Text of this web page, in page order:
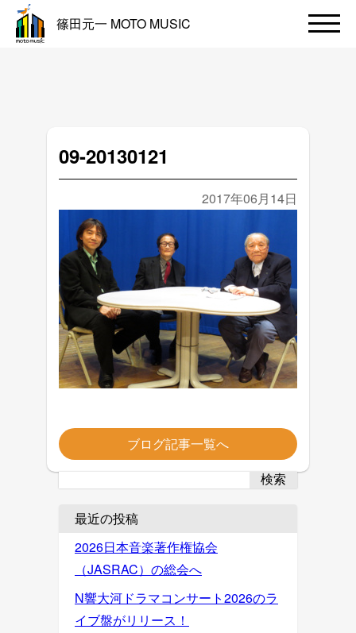
篠田元一 MOTO MUSIC
09-20130121
2017年06月14日
ブログ記事一覧へ
検索
最近の投稿
2026日本音楽著作権協会
（JASRAC）の総会へ
N響大河ドラマコンサート2026のラ
イブ盤がリリース！